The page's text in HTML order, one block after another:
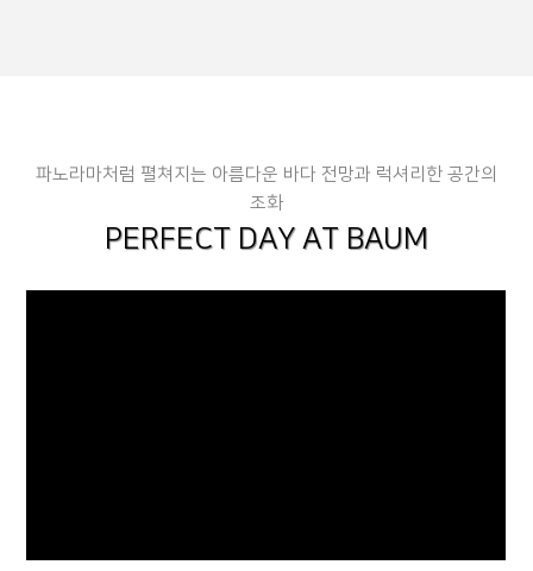
파노라마처럼 펼쳐지는 아름다운 바다 전망과 럭셔리한 공간의
조화
PERFECT DAY AT BAUM